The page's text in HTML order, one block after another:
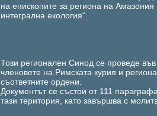
на епископите за региона на
интегрална екология“.
Този регионален Синод се проведе
членовете на Римската курия и
съответните ордени.
Документът се състои от 111
тази територия, като завършва с